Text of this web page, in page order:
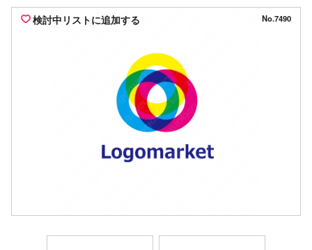
検討中リストに追加する No.7490